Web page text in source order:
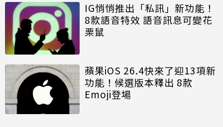
IG悄悄推出「私訊」新功能！
8款語音特效 語音訊息可變花
栗鼠
蘋果iOS 26.4快來了迎13項新
功能！候選版本釋出 8款
Emoji登場